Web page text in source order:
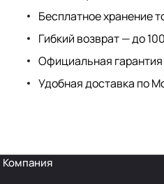
Бесплатное хранение
Гибкий возврат — до
Официальная
Удобная доставка по
Компания